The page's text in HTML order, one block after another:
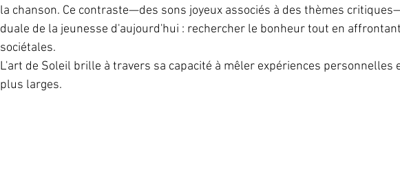
la chanson. Ce contraste—des sons joyeux associés à des thèmes
duale de la jeunesse d'aujourd'hui : rechercher le bonheur tout en
sociétales.
L'art de Soleil brille à travers sa capacité à mêler expériences personnelles
plus larges.